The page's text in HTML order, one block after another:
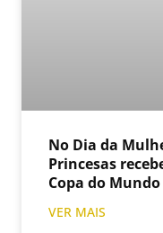
No Dia da
Princesas
Copa do
VER MAIS